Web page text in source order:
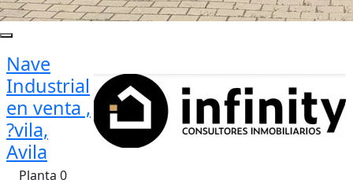
Nave
Industrial
en venta ,
?vila,
Avila
Planta 0